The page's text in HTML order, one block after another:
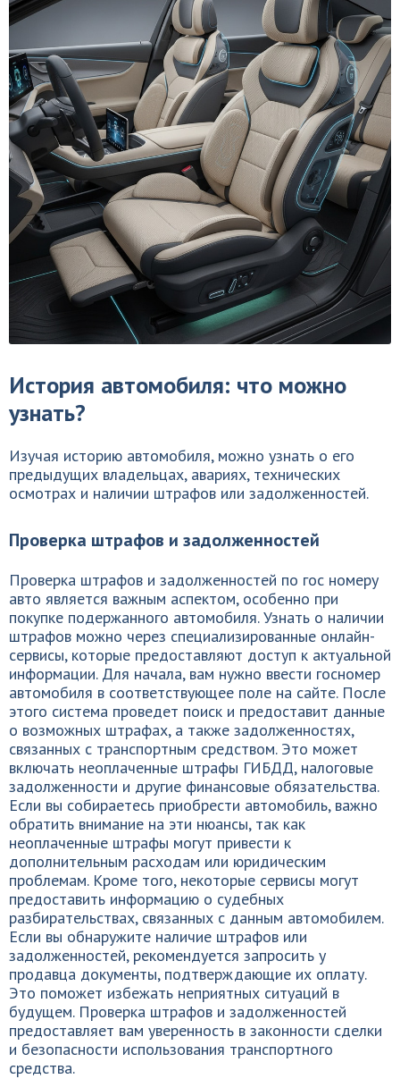
История автомобиля: что можно
узнать?
Изучая историю автомобиля, можно узнать о его
предыдущих владельцах, авариях, технических
осмотрах и наличии штрафов или задолженностей.
Проверка штрафов и задолженностей
Проверка штрафов и задолженностей по гос номеру
авто является важным аспектом, особенно при
покупке подержанного автомобиля. Узнать о наличии
штрафов можно через специализированные онлайн-
сервисы, которые предоставляют доступ к актуальной
информации. Для начала, вам нужно ввести госномер
автомобиля в соответствующее поле на сайте. После
этого система проведет поиск и предоставит данные
о возможных штрафах, а также задолженностях,
связанных с транспортным средством. Это может
включать неоплаченные штрафы ГИБДД, налоговые
задолженности и другие финансовые обязательства.
Если вы собираетесь приобрести автомобиль, важно
обратить внимание на эти нюансы, так как
неоплаченные штрафы могут привести к
дополнительным расходам или юридическим
проблемам. Кроме того, некоторые сервисы могут
предоставить информацию о судебных
разбирательствах, связанных с данным автомобилем.
Если вы обнаружите наличие штрафов или
задолженностей, рекомендуется запросить у
продавца документы, подтверждающие их оплату.
Это поможет избежать неприятных ситуаций в
будущем. Проверка штрафов и задолженностей
предоставляет вам уверенность в законности сделки
и безопасности использования транспортного
средства.